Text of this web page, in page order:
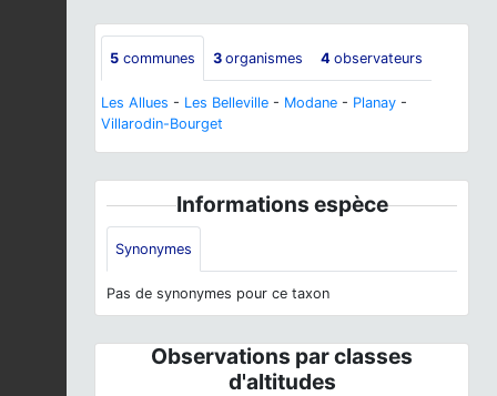
5 communes 3 organismes 4 observateurs
Les Allues - Les Belleville - Modane - Planay -
Villarodin-Bourget
Informations espèce
Synonymes
Pas de synonymes pour ce taxon
Observations par classes
d'altitudes